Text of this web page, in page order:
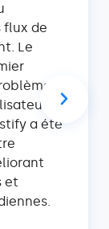
flux de
Le
a été
et